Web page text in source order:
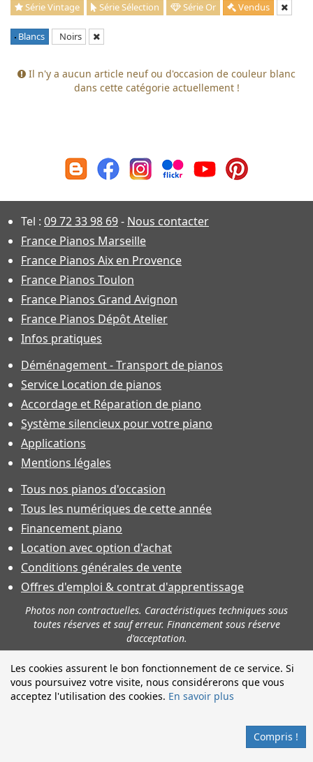
Les cookies assurent le bon fonctionnement de ce service. Si
vous poursuivez votre visite, nous considérerons que vous
acceptez l'utilisation des cookies. En savoir plus
Compris !
Série Vintage Série Sélection Série Or Vendus
Blancs Noirs
Il n'y a aucun article neuf ou d'occasion de couleur blanc
dans cette catégorie actuellement !
Tel : 09 72 33 98 69- Nous contacter
France Pianos Marseille
France Pianos Aix en Provence
France Pianos Toulon
France Pianos Grand Avignon
France Pianos Dépôt Atelier
Infos pratiques
Déménagement - Transport de pianos
Service Location de pianos
Accordage et Réparation de piano
Système silencieux pour votre piano
Applications
Mentions légales
Tous nos pianos d'occasion
Tous les numériques de cette année
Financement piano
Location avec option d'achat
Conditions générales de vente
Offres d'emploi & contrat d'apprentissage
Photos non contractuelles. Caractéristiques techniques sous
toutes réserves et sauf erreur. Financement sous réserve
d'acceptation.